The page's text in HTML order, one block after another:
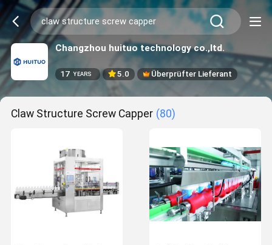
Changzhou huituo technology co.,ltd.
17 YEARS 5.0 Überprüfter Lieferant
Claw Structure Screw Capper (80)